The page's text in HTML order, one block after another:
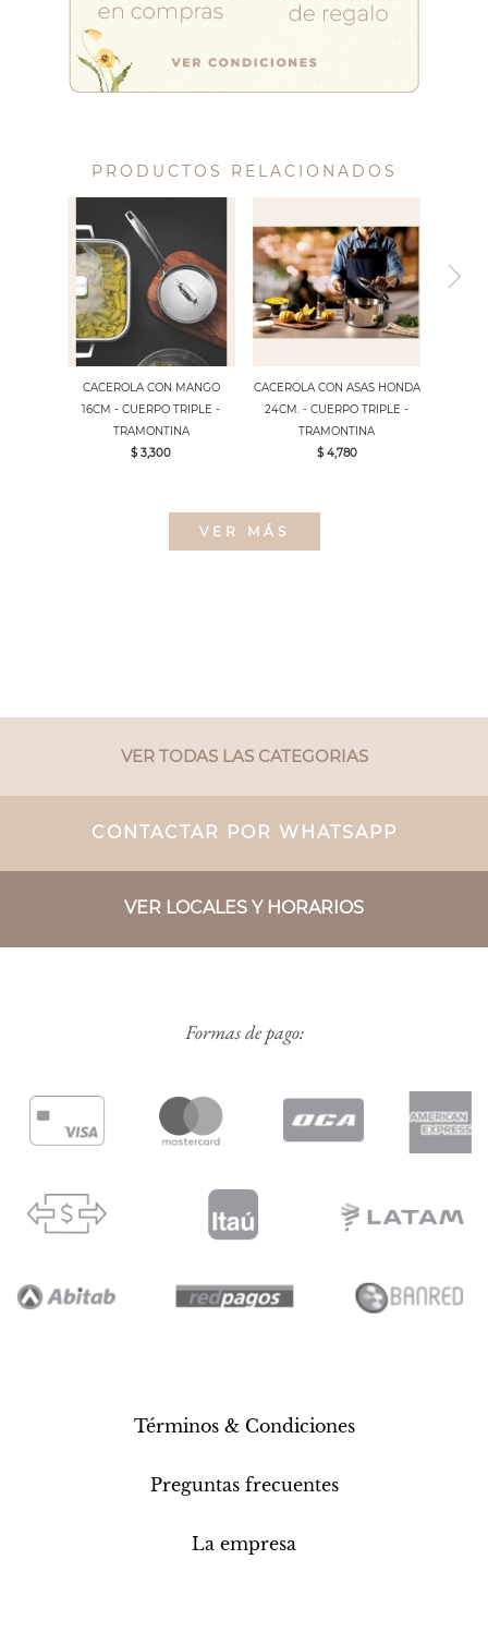
PRODUCTOS RELACIONADOS
CACEROLA CON MANGO
16CM - CUERPO TRIPLE -
TRAMONTINA
$ 3,300
CACEROLA CON ASAS HONDA
24CM. - CUERPO TRIPLE -
TRAMONTINA
$ 4,780
VER MÁS
VER TODAS LAS CATEGORIAS
CONTACTAR POR WHATSAPP
VER LOCALES Y HORARIOS
Formas de pago:
Términos & Condiciones
Preguntas frecuentes
La empresa